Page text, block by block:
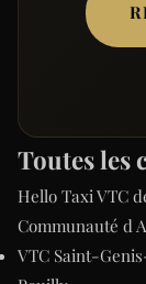
Toutes les
Hello Taxi VTC
Communauté d
VTC Saint-